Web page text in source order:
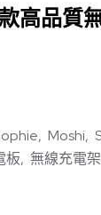
高品質
Moshi
板 無線充電架